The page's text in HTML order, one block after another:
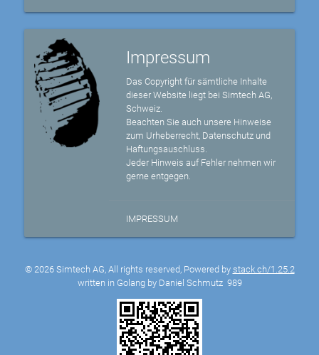
Impressum
Das Copyright für sämtliche Inhalte
dieser Website liegt bei Simtech AG,
Schweiz.
Beachten Sie auch unsere Hinweise
zum Urheberrecht, Datenschutz und
Haftungsauschluss.
Jeder Hinweis auf Fehler nehmen wir
gerne entgegen.
IMPRESSUM
© 2026 Simtech AG, All rights reserved, Powered by stack.ch/1.25.2
written in Golang by Daniel Schmutz 989